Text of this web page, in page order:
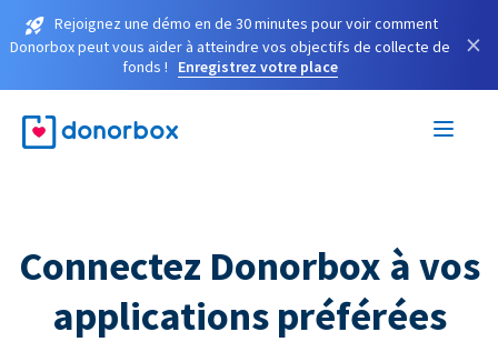
Rejoignez une démo en de 30 minutes pour voir comment
Donorbox peut vous aider à atteindre vos objectifs de collecte de
fonds !
Enregistrez votre place
×
Connectez Donorbox à vos
applications préférées